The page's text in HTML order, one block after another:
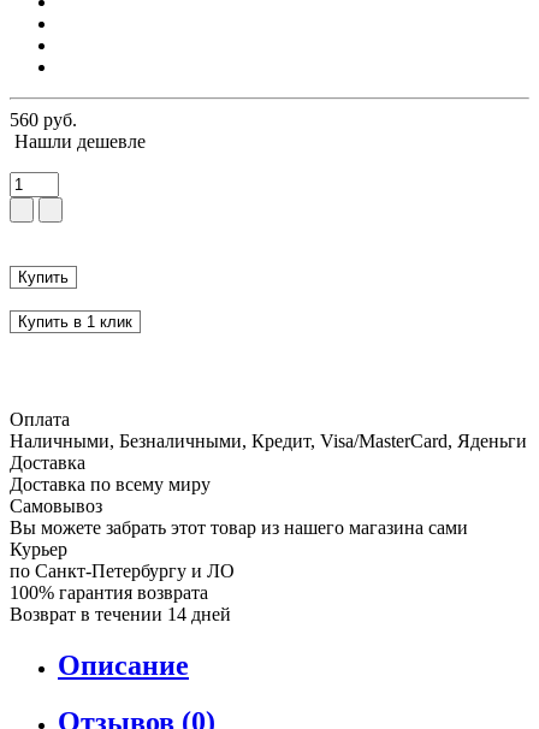
560 руб.
Нашли дешевле
Купить
Купить в 1 клик
Оплата
Наличными, Безналичными, Кредит, Visa/MasterCard, Яденьги
Доставка
Доставка по всему миру
Самовывоз
Вы можете забрать этот товар из нашего магазина сами
Курьер
по Санкт-Петербургу и ЛО
100% гарантия возврата
Возврат в течении 14 дней
Описание
Отзывов (0)